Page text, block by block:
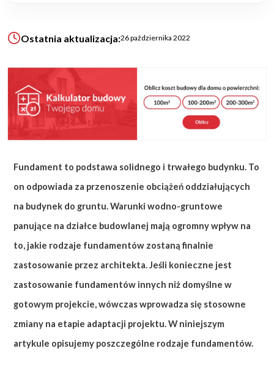
Ostatnia aktualizacja:26 października 2022
Fundament to podstawa solidnego i trwałego budynku. To
on odpowiada za przenoszenie obciążeń oddziałujących
na budynek do gruntu. Warunki wodno-gruntowe
panujące na działce budowlanej mają ogromny wpływ na
to, jakie rodzaje fundamentów zostaną finalnie
zastosowanie przez architekta. Jeśli konieczne jest
zastosowanie fundamentów innych niż domyślne w
gotowym projekcie, wówczas wprowadza się stosowne
zmiany na etapie adaptacji projektu. W niniejszym
artykule opisujemy poszczególne rodzaje fundamentów.